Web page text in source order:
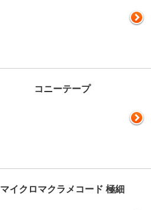
コニーテープ
マイクロマクラメコード 極細